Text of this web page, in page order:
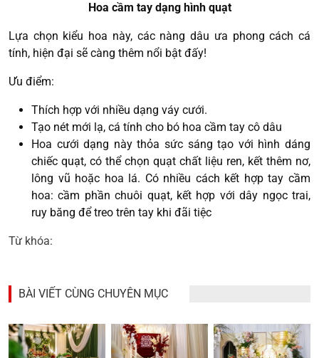
Hoa cầm tay dạng hình quạt
Lựa chọn kiểu hoa này, các nàng dâu ưa phong cách cá
tính, hiện đại sẽ càng thêm nổi bật đấy!
Ưu điểm:
Thích hợp với nhiều dạng váy cưới.
Tạo nét mới lạ, cá tính cho bó hoa cầm tay cô dâu
Hoa cưới dạng này thỏa sức sáng tạo với hình dáng
chiếc quạt, có thể chọn quạt chất liệu ren, kết thêm nơ,
lông vũ hoặc hoa lá. Có nhiều cách kết hợp tay cầm
hoa: cầm phần chuôi quạt, kết hợp với dây ngọc trai,
ruy băng để treo trên tay khi đãi tiệc
Từ khóa:
BÀI VIẾT CÙNG CHUYÊN MỤC